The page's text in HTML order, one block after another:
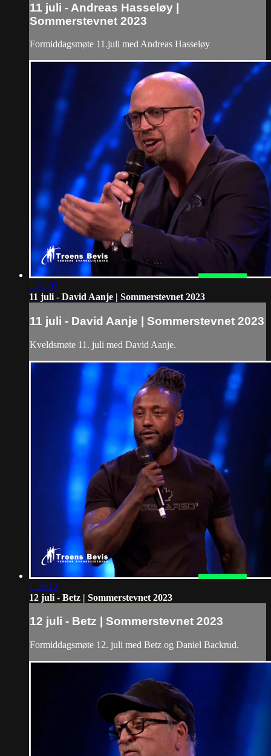
11 juli - Andreas Hasseløy |
Sommerstevnet 2023
Formiddagsmøte 11.juli med Andreas Hasseløy
1:51:07
11 juli - David Aanje | Sommerstevnet 2023
11 juli - David Aanje | Sommerstevnet 2023
Kveldsmøte 11. juli med David Aanje.
1:20:12
12 juli - Betz | Sommerstevnet 2023
12 juli - Betz | Sommerstevnet 2023
Formiddagsmøte 12. juli med Betz og Daniel Backrud.